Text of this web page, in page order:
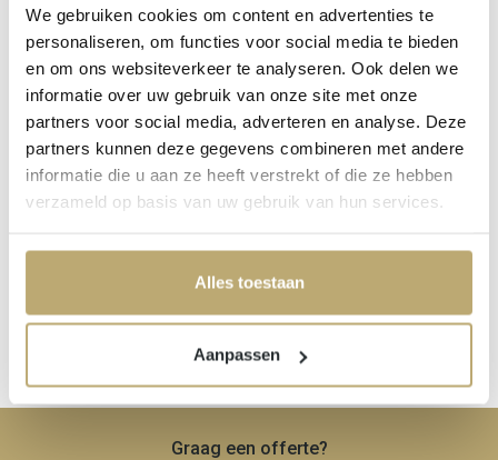
We gebruiken cookies om content en advertenties te
personaliseren, om functies voor social media te bieden
en om ons websiteverkeer te analyseren. Ook delen we
informatie over uw gebruik van onze site met onze
partners voor social media, adverteren en analyse. Deze
partners kunnen deze gegevens combineren met andere
informatie die u aan ze heeft verstrekt of die ze hebben
verzameld op basis van uw gebruik van hun services.
Alles toestaan
Aanpassen
2) Omzetvergoeding
Je verzekert het
totale omzetbedrag van je laatste
boekjaar. De vergoeding wordt dan berekend in verhouding
tot de werkelijke omzetdaling tijdens de schadeperiode.
3) Boekhoudkundige formule
De vergoeding wordt gebaseerd op de winst die je normaal
zou maken: bedrijfsopbrengsten minus variabele
beste past bij jouw onderneming.
Graag een offerte?